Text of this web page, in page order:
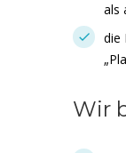
als
die
Wir